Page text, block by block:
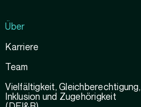
Über
Karriere
Team
Vielfältigkeit, Gleichberechtigung,
Inklusion und Zugehörigkeit